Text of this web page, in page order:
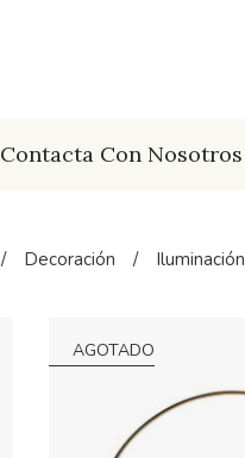
Contacta Con Nosotros
/ Decoración / Iluminación
AGOTADO